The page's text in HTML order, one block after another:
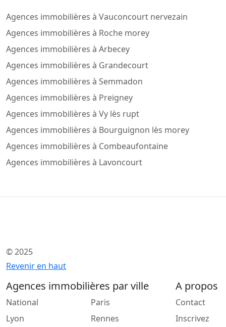
Agences immobilières à Vauconcourt nervezain
Agences immobilières à Roche morey
Agences immobilières à Arbecey
Agences immobilières à Grandecourt
Agences immobilières à Semmadon
Agences immobilières à Preigney
Agences immobilières à Vy lès rupt
Agences immobilières à Bourguignon lès morey
Agences immobilières à Combeaufontaine
Agences immobilières à Lavoncourt
© 2025
Revenir en haut
Agences immobilières par ville
National
Lyon
Paris
Rennes
A propos
Contact
Inscrivez